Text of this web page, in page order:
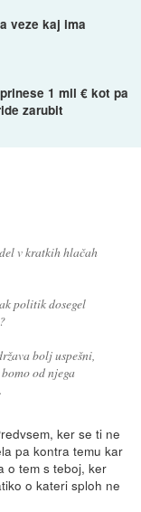
veze kaj ima
1 mil € kot pa
zarubit
v kratkih hlačah
politik dosegel
bolj uspešni,
od njega
ker se ti ne
pa kontra temu kar
o tem s teboj, ker
o kateri sploh ne